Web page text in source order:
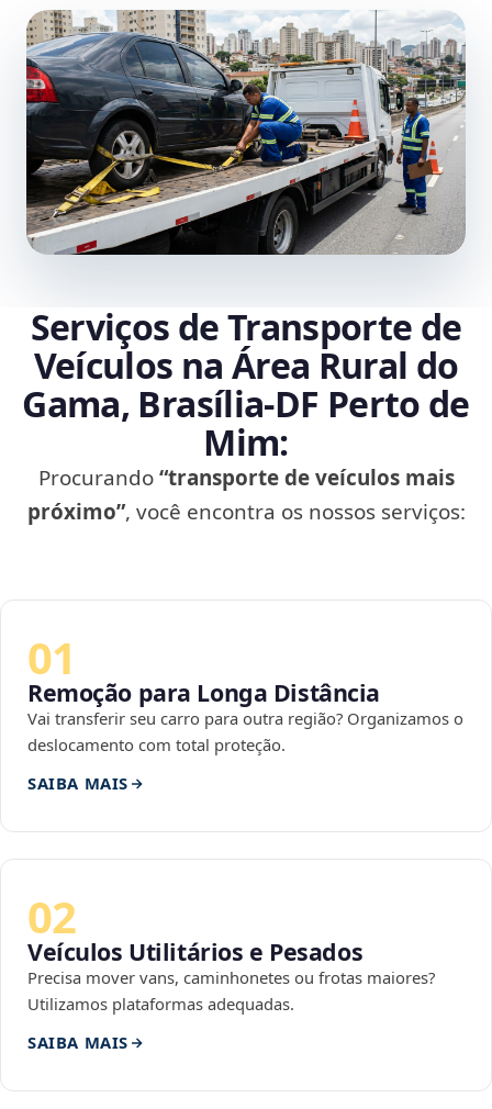
Serviços de Transporte de
Veículos na Área Rural do
Gama, Brasília‑DF Perto de
Mim:
Procurando“transporte de veículos mais
próximo”, você encontra os nossos serviços:
01
Remoção para Longa Distância
Vai transferir seu carro para outra região? Organizamos o
deslocamento com total proteção.
SAIBA MAIS
02
Veículos Utilitários e Pesados
Precisa mover vans, caminhonetes ou frotas maiores?
Utilizamos plataformas adequadas.
SAIBA MAIS